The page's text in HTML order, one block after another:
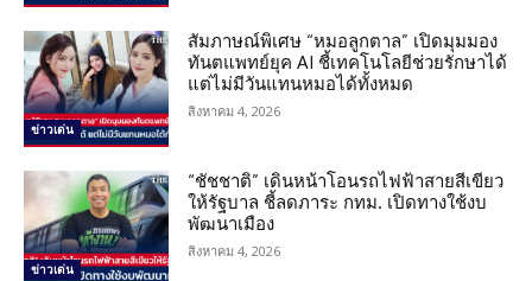
ข่าวเด่น
สัมภาษณ์พิเศษ “หมอลูกตาล” เปิดมุมมอง
ทันตแพทย์ยุค AI ชี้เทคโนโลยีช่วยรักษาได้
แต่ไม่มีวันแทนหมอได้ทั้งหมด
สิงหาคม 4, 2026
ข่าวเด่น
“ชัชชาติ” เดินหน้าโอนรถไฟฟ้าสายสีเขียว
ให้รัฐบาล ชี้ลดภาระ กทม. เปิดทางใช้งบ
พัฒนาเมือง
สิงหาคม 4, 2026